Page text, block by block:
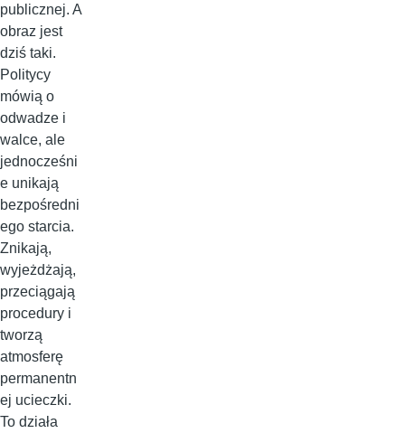
publicznej. A
obraz jest
dziś taki.
Politycy
mówią o
odwadze i
walce, ale
jednocześni
e unikają
bezpośredni
ego starcia.
Znikają,
wyjeżdżają,
przeciągają
procedury i
tworzą
atmosferę
permanentn
ej ucieczki.
To działa